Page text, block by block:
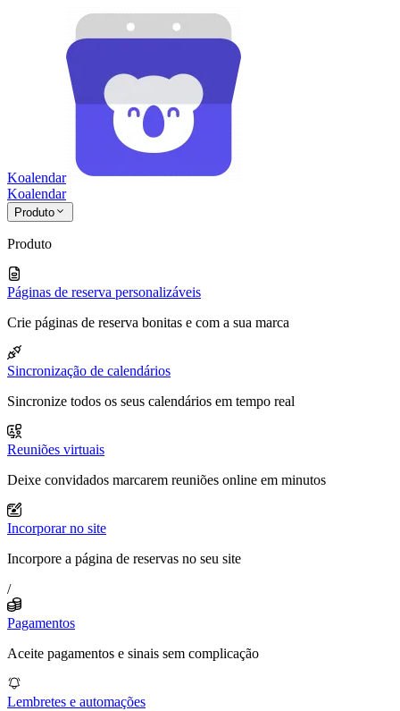
Koalendar
Koalendar
Produto
Produto
Páginas de reserva personalizáveis
Crie páginas de reserva bonitas e com a sua marca
Sincronização de calendários
Sincronize todos os seus calendários em tempo real
Reuniões virtuais
Deixe convidados marcarem reuniões online em minutos
Incorporar no site
Incorpore a página de reservas no seu site
/
Pagamentos
Aceite pagamentos e sinais sem complicação
Lembretes e automações